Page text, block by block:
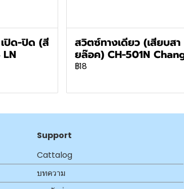
ปิด-ปิด (สี
สวิตซ์ทางเดียว (เสียบสา
ยล๊อค) CH-501N
฿18
Support
Cattalog
บทความ